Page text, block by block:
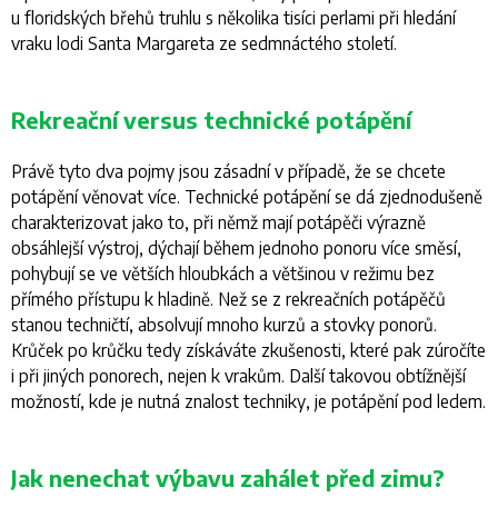
u floridských břehů truhlu s několika tisíci perlami při hledání
vraku lodi Santa Margareta ze sedmnáctého století.
Rekreační versus technické potápění
Právě tyto dva pojmy jsou zásadní v případě, že se chcete
potápění věnovat více. Technické potápění se dá zjednodušeně
charakterizovat jako to, při němž mají potápěči výrazně
obsáhlejší výstroj, dýchají během jednoho ponoru více směsí,
pohybují se ve větších hloubkách a většinou v režimu bez
přímého přístupu k hladině. Než se z rekreačních potápěčů
stanou techničtí, absolvují mnoho kurzů a stovky ponorů.
Krůček po krůčku tedy získáváte zkušenosti, které pak zúročíte
i při jiných ponorech, nejen k vrakům. Další takovou obtížnější
možností, kde je nutná znalost techniky, je potápění pod ledem.
Jak nenechat výbavu zahálet před zimu?